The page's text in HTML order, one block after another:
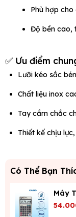
Phù hợp
Độ bền cao,
✅ Ưu điểm
Lưỡi kéo sắc
Chất liệu inox
Tay cầm chắc
Thiết kế chịu
Có Thể Bạn
Máy